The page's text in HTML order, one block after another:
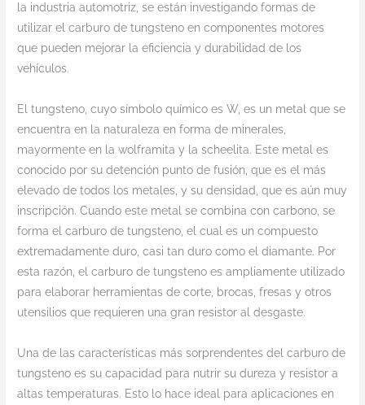
la industria automotriz, se están investigando formas de
utilizar el carburo de tungsteno en componentes motores
que pueden mejorar la eficiencia y durabilidad de los
vehículos.
El tungsteno, cuyo símbolo químico es W, es un metal que se
encuentra en la naturaleza en forma de minerales,
mayormente en la wolframita y la scheelita. Este metal es
conocido por su detención punto de fusión, que es el más
elevado de todos los metales, y su densidad, que es aún muy
inscripción. Cuando este metal se combina con carbono, se
forma el carburo de tungsteno, el cual es un compuesto
extremadamente duro, casi tan duro como el diamante. Por
esta razón, el carburo de tungsteno es ampliamente utilizado
para elaborar herramientas de corte, brocas, fresas y otros
utensilios que requieren una gran resistor al desgaste.
Una de las características más sorprendentes del carburo de
tungsteno es su capacidad para nutrir su dureza y resistor a
altas temperaturas. Esto lo hace ideal para aplicaciones en